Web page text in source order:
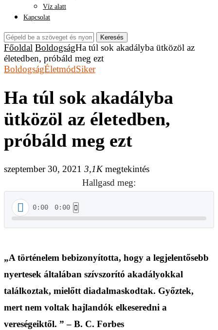
Víz alatt
Kapcsolat
Keresés
Főoldal BoldogságHa túl sok akadályba ütközöl az
életedben, próbáld meg ezt
BoldogságÉletmódSiker
Ha túl sok akadályba
ütközöl az életedben,
próbáld meg ezt
szeptember 30, 2021 3,1Kmegtekintés
Hallgasd meg:
0:00 0:00
„A történelem bebizonyította, hogy a legjelentősebb
nyertesek általában szívszorító akadályokkal
találkoztak, mielőtt diadalmaskodtak. Győztek,
mert nem voltak hajlandók elkeseredni a
vereségeiktől. ” – B. C. Forbes